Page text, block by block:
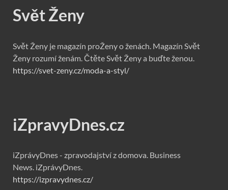
Svět Ženy
Svět Ženy je magazín proŽeny o ženách. Magazín Svět
Ženy rozumí ženám. Čtěte Svět Ženy a buďte ženou.
https://svet-zeny.cz/moda-a-styl/
iZpravyDnes.cz
iZprávyDnes - zpravodajství z domova. Business
News. iZprávyDnes.
https://izpravydnes.cz/